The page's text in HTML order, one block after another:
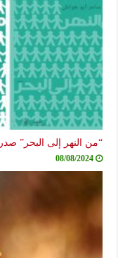
“من النهر إلى البحر”
08/08/2024